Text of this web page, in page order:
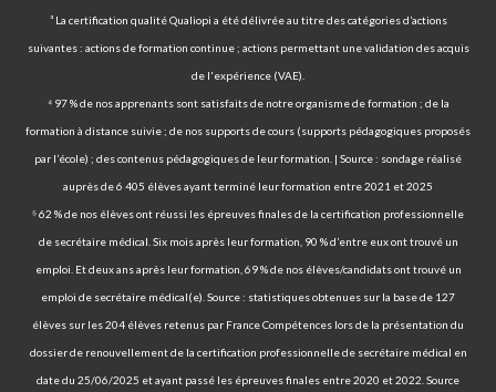
³ La certification qualité Qualiopi a été délivrée au titre des catégories d’actions
suivantes : actions de formation continue ; actions permettant une validation des acquis
de l'expérience (VAE).
⁴ 97 % de nos apprenants sont satisfaits de notre organisme de formation ; de la
formation à distance suivie ; de nos supports de cours (supports pédagogiques proposés
par l’école) ; des contenus pédagogiques de leur formation. | Source : sondage réalisé
auprès de 6 405 élèves ayant terminé leur formation entre 2021 et 2025
⁵ 62 % de nos élèves ont réussi les épreuves finales de la certification professionnelle
de secrétaire médical. Six mois après leur formation, 90 % d’entre eux ont trouvé un
emploi. Et deux ans après leur formation, 69 % de nos élèves/candidats ont trouvé un
emploi de secrétaire médical(e). Source : statistiques obtenues sur la base de 127
élèves sur les 204 élèves retenus par France Compétences lors de la présentation du
dossier de renouvellement de la certification professionnelle de secrétaire médical en
date du 25/06/2025 et ayant passé les épreuves finales entre 2020 et 2022. Source